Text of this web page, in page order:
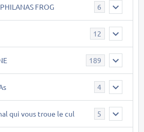
FROG 6
12
189
4
qui vous troue le cul 5